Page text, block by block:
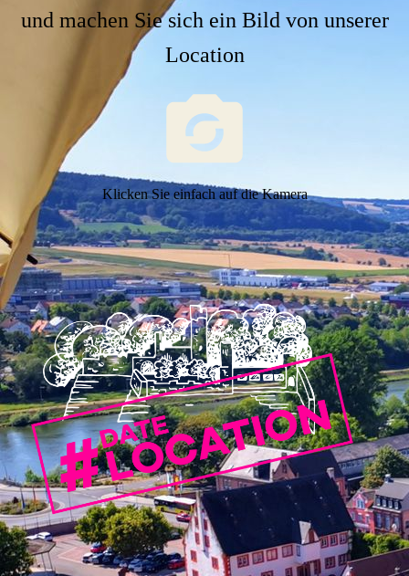
und machen Sie sich ein Bild von unserer
Location
Klicken Sie einfach auf die Kamera